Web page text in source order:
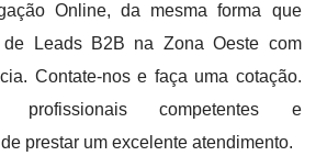
Online, da mesma forma que
de Leads B2B na Zona Oeste com
Contate-nos e faça uma cotação.
profissionais competentes e
prestar um excelente atendimento.